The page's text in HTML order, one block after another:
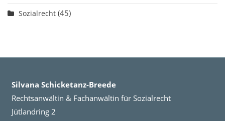
Sozialrecht (45)
Silvana Schicketanz-Breede
Rechtsanwältin & Fachanwältin für Sozialrecht
Jütlandring 2